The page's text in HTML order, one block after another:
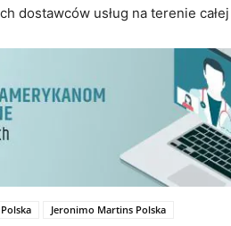
dostawców usług na terenie
Jeronimo Martins Polska